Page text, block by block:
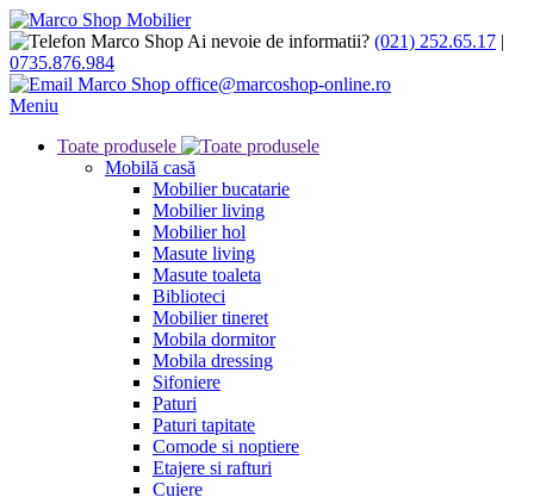
Ai nevoie de informatii? (021) 252.65.17 |
0735.876.984
office@marcoshop-online.ro
Meniu
Toate produsele
Mobilă casă
Mobilier bucatarie
Mobilier living
Mobilier hol
Masute living
Masute toaleta
Biblioteci
Mobilier tineret
Mobila dormitor
Mobila dressing
Sifoniere
Paturi
Paturi tapitate
Comode si noptiere
Etajere si rafturi
Cuiere